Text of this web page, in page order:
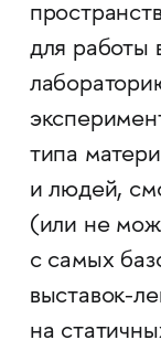
для работы
типа
и людей,
(или не
с самых
выставок-
на